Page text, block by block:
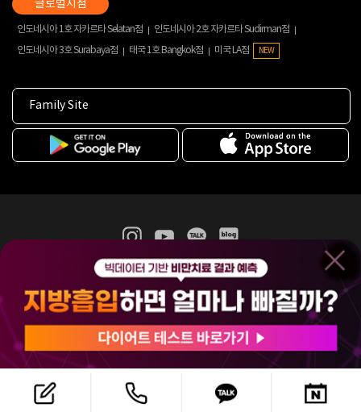
인도네시아 1호 자카르타 Selatan점
인도네시아 2호 자카르타 Sudirman점
인도네시아 3호 Surabaya점
태국 1호 Bangkok점 미국 LA점 NEW
Family Site
365mc 병·의원 이용약관
홈페이지 이용약관
비급여진료수가
(주)365mcㅣ서울특별시 서초구 서초대로52길 7, 3~4층(서초동, 제일빌딩)
120-87-04354ㅣ김남철
COPYRIGHT(C) 2025 365mc. ALL RIGHTS RESERVED.